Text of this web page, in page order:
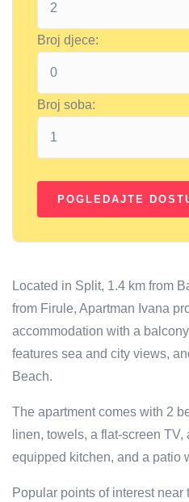
Broj djece:
Broj soba:
Located in Split, 1.4 km from
from Firule, Apartman Ivana
accommodation with a
features sea and city views,
Beach.
The apartment comes with 2
linen, towels, a flat-screen
equipped kitchen, and a patio
Popular points of interest near